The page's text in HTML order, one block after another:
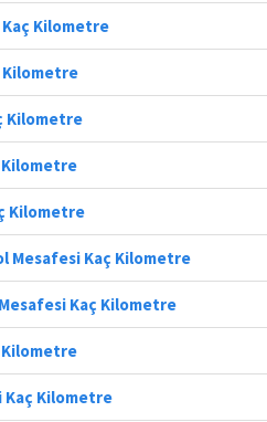
Kaç Kilometre
Kilometre
Kilometre
Kilometre
Kilometre
Mesafesi Kaç Kilometre
Kaç Kilometre
Kilometre
Kaç Kilometre